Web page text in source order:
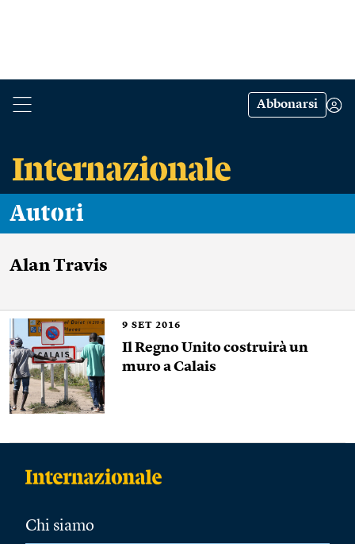
Abbonarsi
Autori
Alan Travis
9 SET 2016
Il Regno Unito costruirà un
muro a Calais
Chi siamo